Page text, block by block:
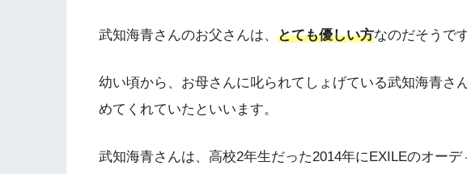
武知海青さんのお父さんは、 とても優しい方なのだそうです
幼い頃から、お母さんに叱られてしょげている武知海青さ
めてくれていたといいます。
武知海青さんは、高校2年生だった2014年にEXILEのオー